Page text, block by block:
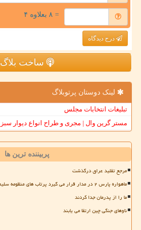
= ۸ بعلاوه ۴
درج دیدگاه
ساخت بلاگ
لینک دوستان پرتوبلاگ
تبلیغات انتخابات مجلس
مستر گرین وال | مجری و طراح انواع دیوار سبز
پربیننده ترین ها
مرجع تقلید عراق درگذشت
ماهواره پارس ۲ در مدار قرار می گیرد پرتاب های منظومه سلیمانی در۱۴۰۵
ما را از پدرمان جدا کردند
ناوهای جنگی چین ارتقا می یابند